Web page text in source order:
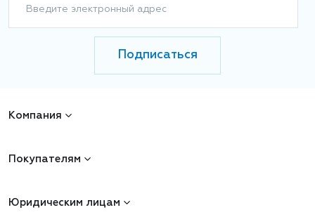
Введите электронный адрес
Подписаться
Компания
Покупателям
Юридическим лицам